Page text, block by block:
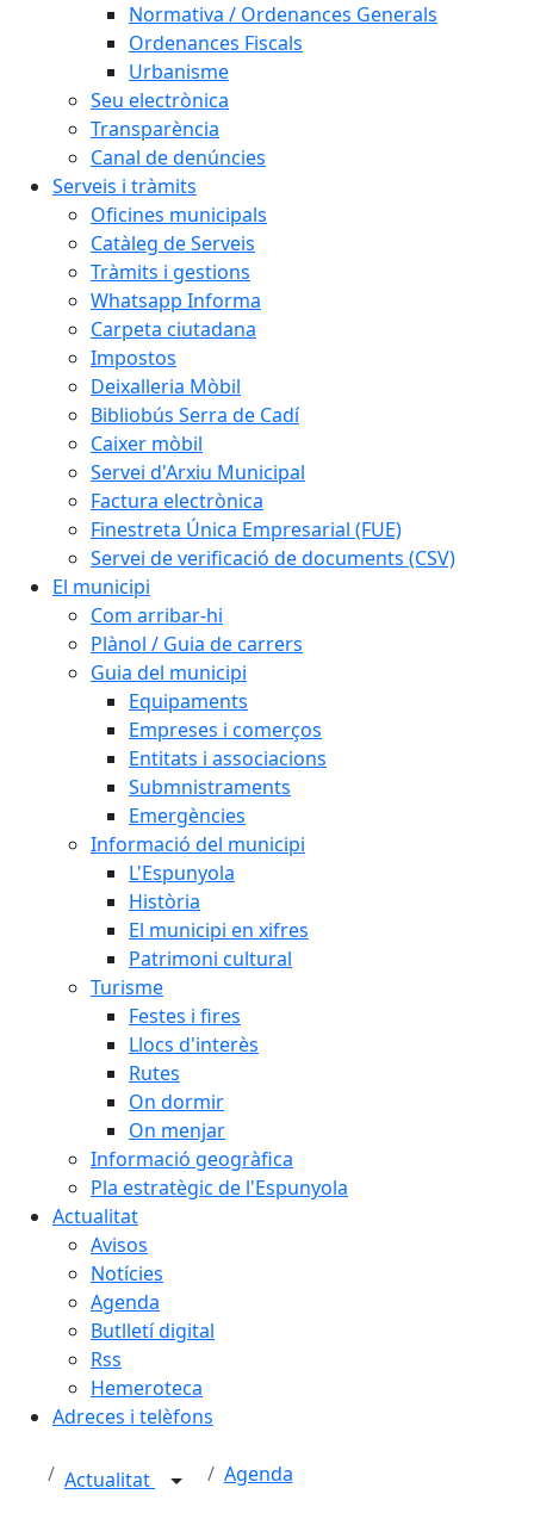
Normativa / Ordenances Generals
Ordenances Fiscals
Urbanisme
Seu electrònica
Transparència
Canal de denúncies
Serveis i tràmits
Oficines municipals
Catàleg de Serveis
Tràmits i gestions
Whatsapp Informa
Carpeta ciutadana
Impostos
Deixalleria Mòbil
Bibliobús Serra de Cadí
Caixer mòbil
Servei d'Arxiu Municipal
Factura electrònica
Finestreta Única Empresarial (FUE)
Servei de verificació de documents (CSV)
El municipi
Com arribar-hi
Plànol / Guia de carrers
Guia del municipi
Equipaments
Empreses i comerços
Entitats i associacions
Submnistraments
Emergències
Informació del municipi
L'Espunyola
Història
El municipi en xifres
Patrimoni cultural
Turisme
Festes i fires
Llocs d'interès
Rutes
On dormir
On menjar
Informació geogràfica
Pla estratègic de l'Espunyola
Actualitat
Avisos
Notícies
Agenda
Butlletí digital
Rss
Hemeroteca
Adreces i telèfons
Actualitat Agenda